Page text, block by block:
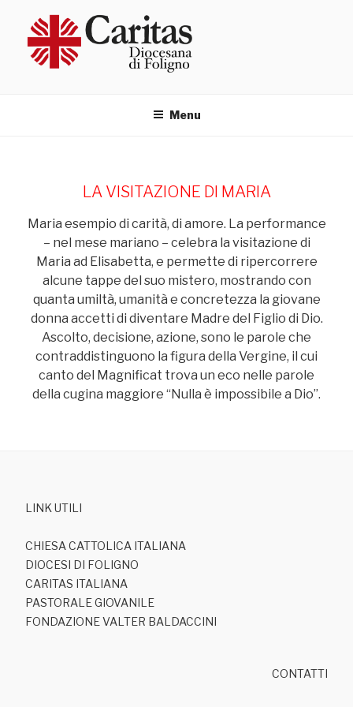
contenuto
Menu
LA VISITAZIONE DI MARIA
Maria esempio di carità, di amore. La performance
– nel mese mariano – celebra la visitazione di
Maria ad Elisabetta, e permette di ripercorrere
alcune tappe del suo mistero, mostrando con
quanta umiltà, umanità e concretezza la giovane
donna accetti di diventare Madre del Figlio di Dio.
Ascolto, decisione, azione, sono le parole che
contraddistinguono la figura della Vergine, il cui
canto del Magnificat trova un eco nelle parole
della cugina maggiore “Nulla è impossibile a Dio”.
LINK UTILI
CHIESA CATTOLICA ITALIANA
DIOCESI DI FOLIGNO
CARITAS ITALIANA
PASTORALE GIOVANILE
FONDAZIONE VALTER BALDACCINI
CONTATTI